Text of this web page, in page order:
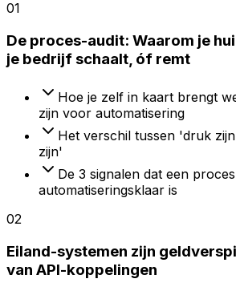
01
De proces-audit: Waarom je
je bedrijf schaalt, óf remt
Hoe je zelf in kaart brengt
zijn voor automatisering
Het verschil tussen 'druk
zijn'
De 3 signalen dat een proces
automatiseringsklaar is
02
Eiland-systemen zijn
van API-koppelingen